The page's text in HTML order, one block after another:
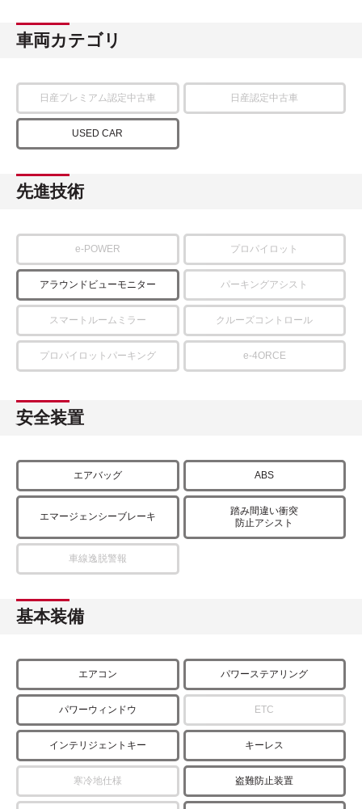
車両カテゴリ
日産プレミアム認定中古車 日産認定中古車
USED CAR
先進技術
e-POWER プロパイロット
アラウンドビューモニター パーキングアシスト
スマートルームミラー クルーズコントロール
プロパイロットパーキング e-4ORCE
安全装置
エアバッグ ABS
エマージェンシーブレーキ
踏み間違い衝突
防止アシスト
車線逸脱警報
基本装備
エアコン パワーステアリング
パワーウィンドウ ETC
インテリジェントキー キーレス
寒冷地仕様 盗難防止装置